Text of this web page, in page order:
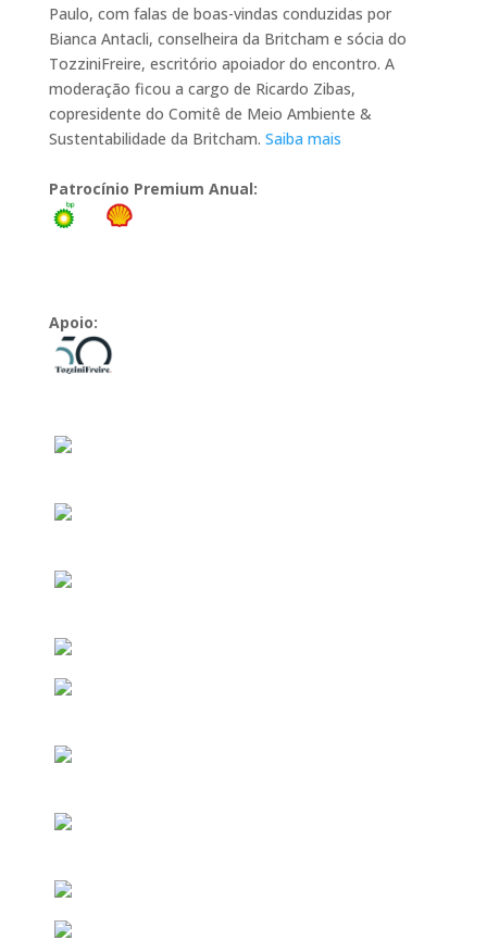
Paulo, com falas de boas-vindas conduzidas por
Bianca Antacli, conselheira da Britcham e sócia do
TozziniFreire, escritório apoiador do encontro. A
moderação ficou a cargo de Ricardo Zibas,
copresidente do Comitê de Meio Ambiente &
Sustentabilidade da Britcham. Saiba mais
Patrocínio Premium Anual:
Apoio: